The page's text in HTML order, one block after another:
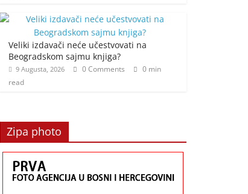
Veliki izdavači neće učestvovati na
Beogradskom sajmu knjiga?
9 Augusta, 2026 0 Comments
0 min
read
Zipa photo